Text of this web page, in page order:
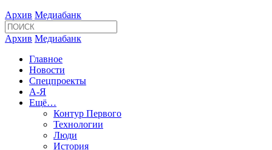
Архив Медиабанк
Архив Медиабанк
Главное
Новости
Спецпроекты
А-Я
Ещё…
Контур Первого
Технологии
Люди
История